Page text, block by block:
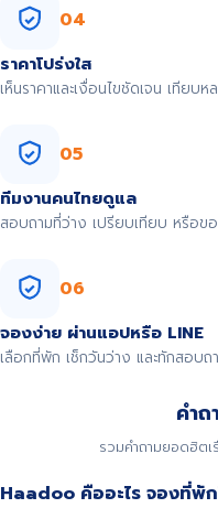
04
ราคาโปร่งใส
เห็นราคาและเงื่อนไขชัดเจน เทีย
05
ทีมงานคนไทยดูแล
สอบถามที่ว่าง เปรียบเทียบ หรือข
06
จองง่าย ผ่านแอปหรือ LINE
เลือกที่พัก เช็กวันว่าง และทักสอบ
คำ
รวมคำถามยอดฮิต
Haadoo คืออะไร จองที่พัก